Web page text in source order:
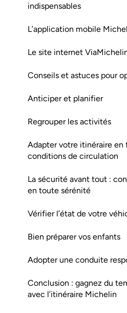
indispensables
L’application mobile
Le site internet
Conseils et astuces pour
Anticiper et planifier
Regrouper les activités
Adapter votre itinéraire en
conditions de circulation
La sécurité avant tout :
en toute sérénité
Vérifier l’état de votre
Bien préparer vos enfants
Adopter une conduite
Conclusion : gagnez du
avec l’itinéraire Michelin